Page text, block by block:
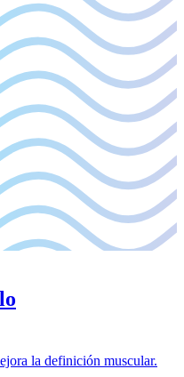
la definición muscular.